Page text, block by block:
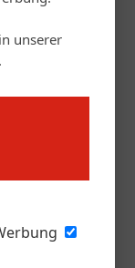
unserer
.
Fahrt?
Wien könnte